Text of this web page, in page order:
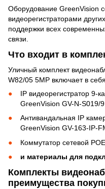
Оборудование GreenVision
видеорегистраторами
поддержки всех
связи.
Что входит в
Уличный комплект
W82/05 5MP включает в
IP видеорегистратор 9-
GreenVision GV-N-S019/
Антивандальная IP
GreenVision GV-163-IP-
Коммутатор сетевой
и материалы для
Комплекты
преимущества